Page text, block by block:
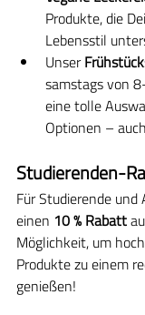
Produkte, die
Lebensstil
Unser
samstags von
eine tolle
Optionen –
Studierenden-
Für Studierende
einen 10 % Rabatt
Möglichkeit, um
Produkte zu einem
genießen!